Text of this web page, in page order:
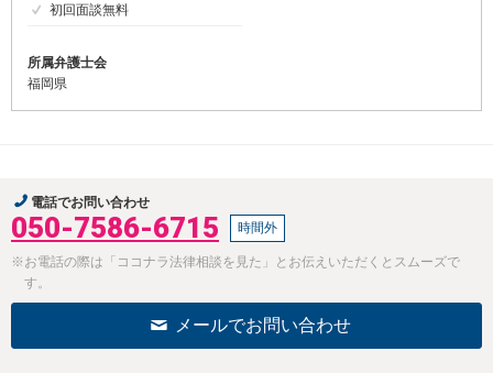
初回面談無料
所属弁護士会
福岡県
電話でお問い合わせ
050-7586-6715 時間外
※お電話の際は「ココナラ法律相談を見た」とお伝えいただくとスムーズで
す。
メールでお問い合わせ